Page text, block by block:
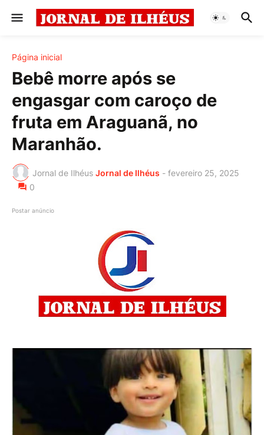
Página inicial
Bebê morre após se
engasgar com caroço de
fruta em Araguanã, no
Maranhão.
Jornal de Ilhéus Jornal de Ilhéus - fevereiro 25, 2025
0
Postar anúncio